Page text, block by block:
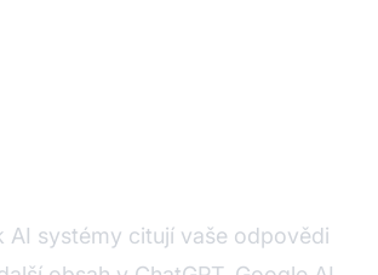
AI systémy citují vaše odpovědi